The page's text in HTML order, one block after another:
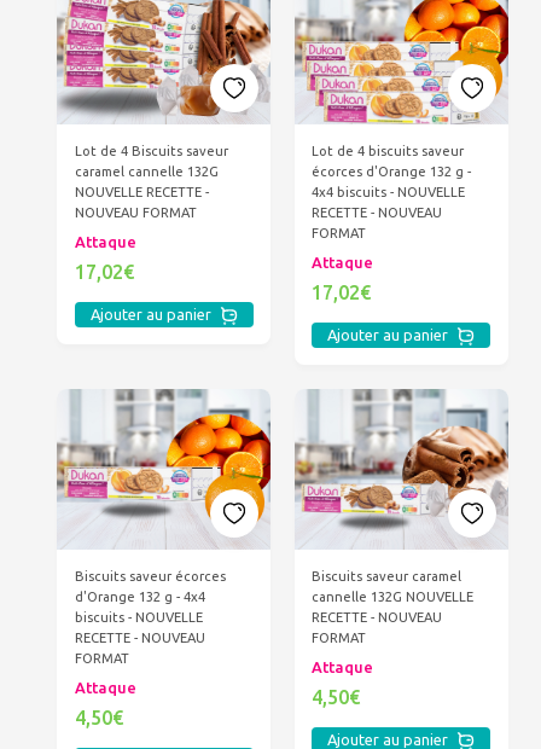
Lot de 4 Biscuits saveur
caramel cannelle 132G
NOUVELLE RECETTE -
NOUVEAU FORMAT
Attaque
17,02€
Ajouter au panier
Lot de 4 biscuits saveur
écorces d'Orange 132 g -
4x4 biscuits - NOUVELLE
RECETTE - NOUVEAU
FORMAT
Attaque
17,02€
Ajouter au panier
Biscuits saveur écorces
d'Orange 132 g - 4x4
biscuits - NOUVELLE
RECETTE - NOUVEAU
FORMAT
Attaque
4,50€
Biscuits saveur caramel
cannelle 132G NOUVELLE
RECETTE - NOUVEAU
FORMAT
Attaque
4,50€
Ajouter au panier